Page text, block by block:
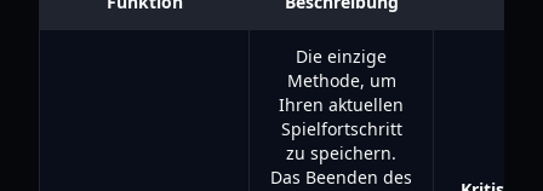
Die einzige
Methode, um
Ihren aktuellen
Spielfortschritt
zu speichern.
Das Beenden des